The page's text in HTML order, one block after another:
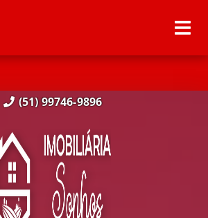
(51) 99746-9896